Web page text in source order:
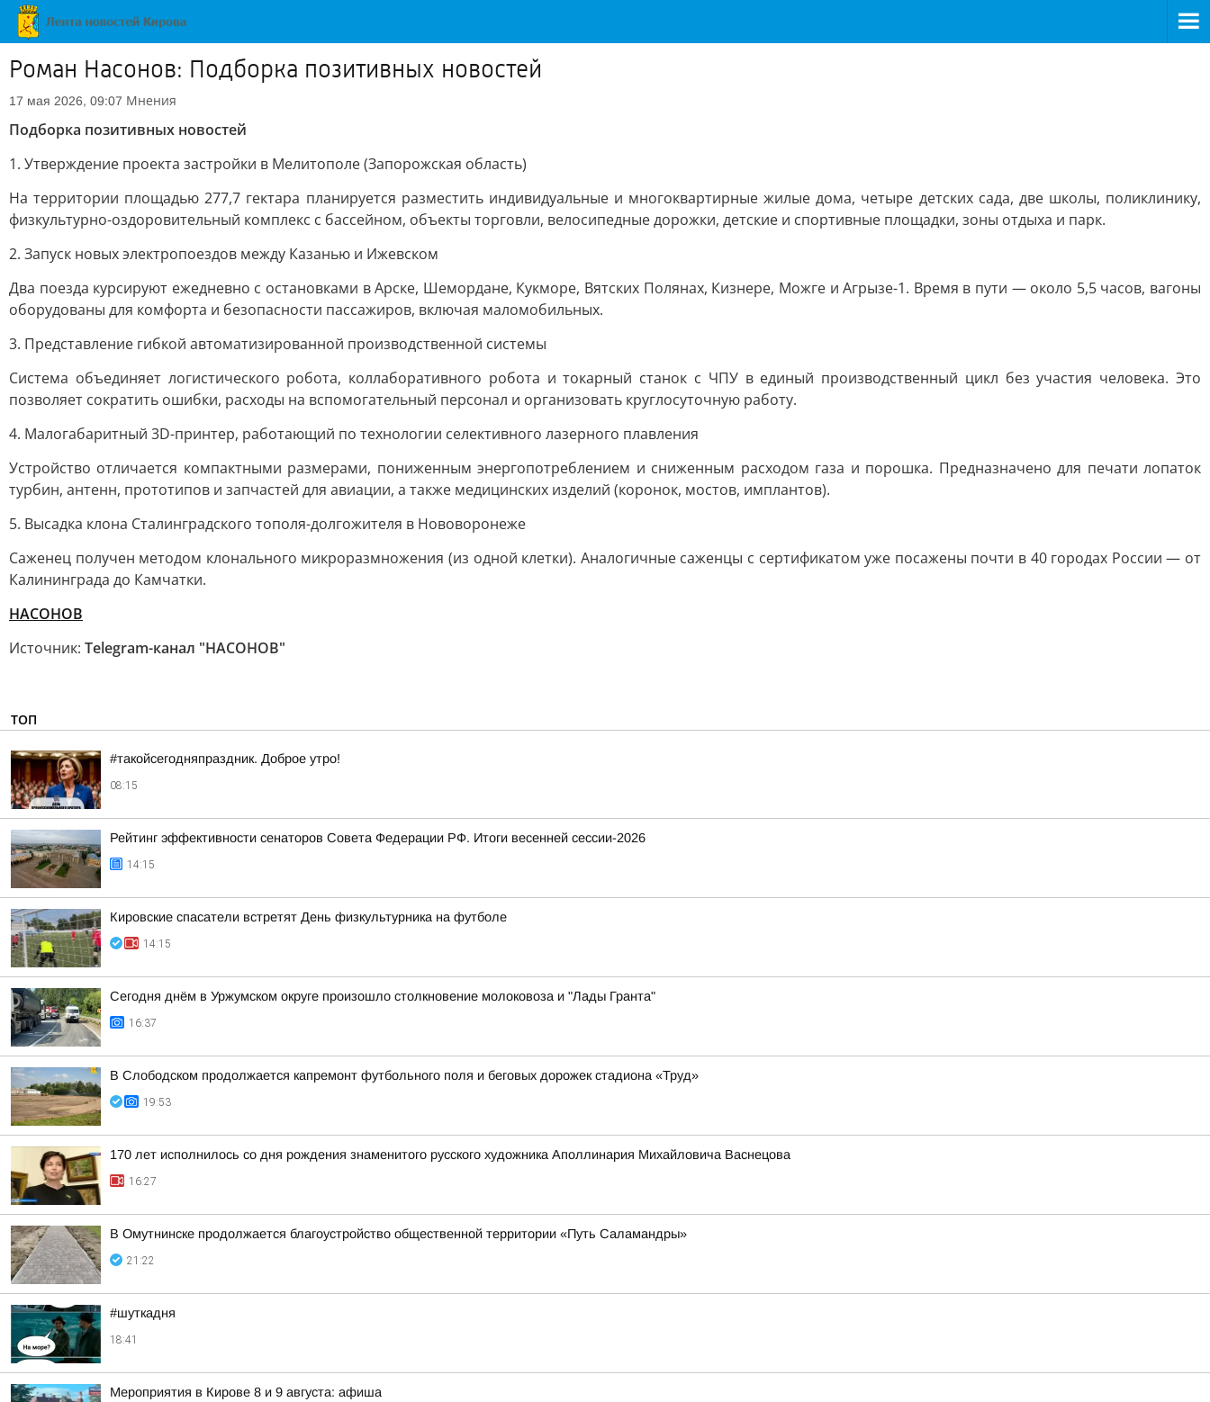
Роман Насонов: Подборка позитивных новостей
17 мая 2026, 09:07 Мнения
Подборка позитивных новостей
1. Утверждение проекта застройки в Мелитополе (Запорожская область)
На территории площадью 277,7 гектара планируется разместить индивидуальные и многоквартирные жилые дома, четыре детских сада, две школы, поликлинику,
физкультурно-оздоровительный комплекс с бассейном, объекты торговли, велосипедные дорожки, детские и спортивные площадки, зоны отдыха и парк.
2. Запуск новых электропоездов между Казанью и Ижевском
Два поезда курсируют ежедневно с остановками в Арске, Шемордане, Кукморе, Вятских Полянах, Кизнере, Можге и Агрызе-1. Время в пути — около 5,5 часов, вагоны
оборудованы для комфорта и безопасности пассажиров, включая маломобильных.
3. Представление гибкой автоматизированной производственной системы
Система объединяет логистического робота, коллаборативного робота и токарный станок с ЧПУ в единый производственный цикл без участия человека. Это
позволяет сократить ошибки, расходы на вспомогательный персонал и организовать круглосуточную работу.
4. Малогабаритный 3D-принтер, работающий по технологии селективного лазерного плавления
Устройство отличается компактными размерами, пониженным энергопотреблением и сниженным расходом газа и порошка. Предназначено для печати лопаток
турбин, антенн, прототипов и запчастей для авиации, а также медицинских изделий (коронок, мостов, имплантов).
5. Высадка клона Сталинградского тополя-долгожителя в Нововоронеже
Саженец получен методом клонального микроразмножения (из одной клетки). Аналогичные саженцы с сертификатом уже посажены почти в 40 городах России — от
Калининграда до Камчатки.
НАСОНОВ
Источник: Telegram-канал "НАСОНОВ"
ТОП
#такойсегодняпраздник. Доброе утро!
08:15
Рейтинг эффективности сенаторов Совета Федерации РФ. Итоги весенней сессии-2026
14:15
Кировские спасатели встретят День физкультурника на футболе
14:15
Сегодня днём в Уржумском округе произошло столкновение молоковоза и "Лады Гранта"
16:37
В Слободском продолжается капремонт футбольного поля и беговых дорожек стадиона «Труд»
19:53
170 лет исполнилось со дня рождения знаменитого русского художника Аполлинария Михайловича Васнецова
16:27
В Омутнинске продолжается благоустройство общественной территории «Путь Саламандры»
21:22
#шуткадня
18:41
Мероприятия в Кирове 8 и 9 августа: афиша